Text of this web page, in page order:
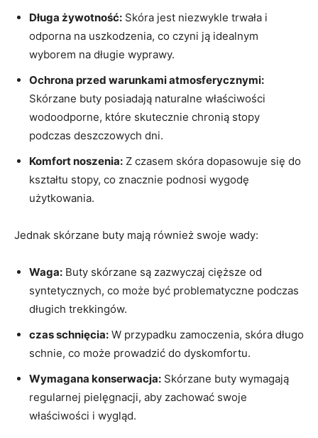
Długa żywotność: Skóra jest niezwykle trwała i
odporna na uszkodzenia, co czyni ją idealnym
wyborem na długie wyprawy.
Ochrona przed warunkami atmosferycznymi:
Skórzane buty posiadają naturalne właściwości
wodoodporne, które skutecznie chronią stopy
podczas deszczowych dni.
Komfort noszenia: Z czasem skóra dopasowuje się do
kształtu stopy, co znacznie podnosi wygodę
użytkowania.
Jednak skórzane buty mają również swoje wady:
Waga: Buty skórzane są zazwyczaj cięższe od
syntetycznych, co może być problematyczne podczas
długich trekkingów.
czas schnięcia: W przypadku zamoczenia, skóra długo
schnie, co może prowadzić do dyskomfortu.
Wymagana konserwacja: Skórzane buty wymagają
regularnej pielęgnacji, aby zachować swoje
właściwości i wygląd.